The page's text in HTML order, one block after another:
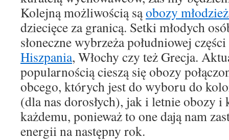
Kolejną możliwością sąobozy
dziecięce za granicą. Setki młodych
słoneczne wybrzeża południowej
Hiszpania, Włochy czy też Grecja.
popularnością cieszą się obozy
obcego, których jest do wyboru do
(dla nas dorosłych), jak i letnie obozy i
każdemu, ponieważ to one dają nam
energii na następny rok.